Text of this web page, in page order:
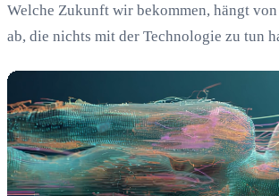
Welche Zukunft wir bekommen, hängt
ab, die nichts mit der Technologie zu tun